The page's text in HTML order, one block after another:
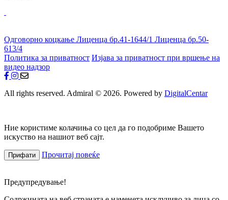
Одговорно коцкање Лиценца бр.41-1644/1 Лиценца бр.50-
613/4
Политика за приватност Изјава за приватност при вршење на
видео надзор
All rights reserved. Admiral © 2026. Powered by DigitalCentar
Ние користиме колачиња со цел да го подобриме Вашето
искуство на нашиот веб сајт.
Прифати Прочитај повеќе
Предупредување!